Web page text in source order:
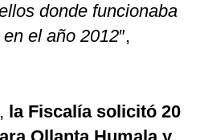
donde funcionaba
el año 2012″,
la Fiscalía solicitó 20